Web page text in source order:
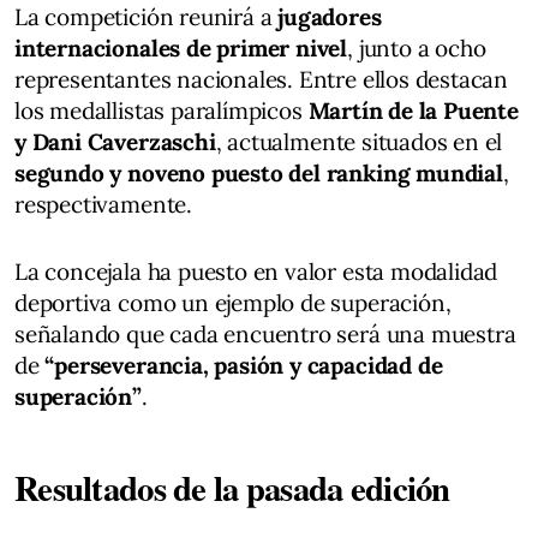
La competición reunirá ajugadores
internacionales de primer nivel, junto a ocho
representantes nacionales. Entre ellos destacan
los medallistas paralímpicos Martín de la Puente
y Dani Caverzaschi, actualmente situados en el
segundo y noveno puesto del ranking mundial,
respectivamente.
La concejala ha puesto en valor esta modalidad
deportiva como un ejemplo de superación,
señalando que cada encuentro será una muestra
de“perseverancia, pasión y capacidad de
superación”.
Resultados de la pasada edición